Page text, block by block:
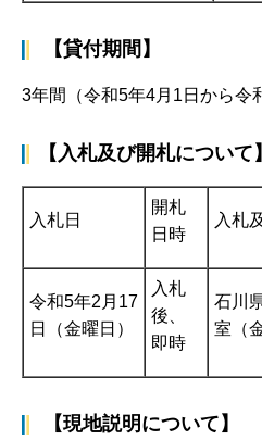
【貸付期間】
3年間（令和5年4月1日から令
【入札及び開札について】
入札日
開札
日時
入札
令和5年2月17
日（金曜日）
入札
後、
即時
石川
室（
【現地説明について】